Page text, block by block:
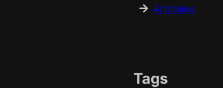
Artículos
Tags